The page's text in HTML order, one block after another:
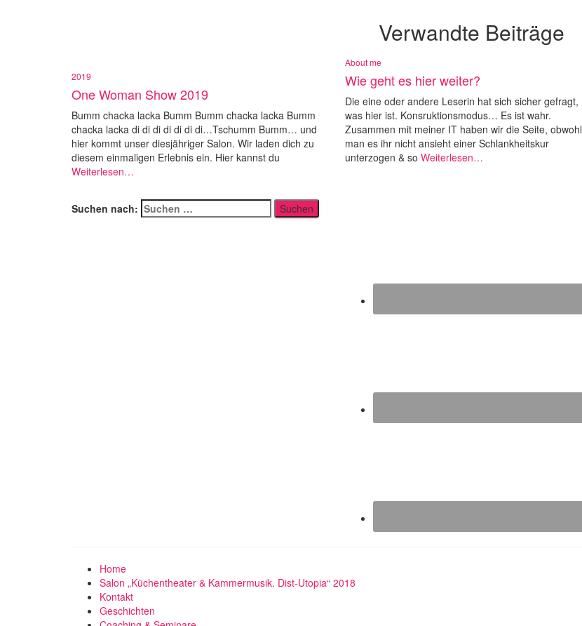
Verwandte Beiträge
2019
One Woman Show 2019
Bumm chacka lacka Bumm Bumm chacka lacka Bumm
chacka lacka di di di di di di di…Tschumm Bumm… und
hier kommt unser diesjähriger Salon. Wir laden dich zu
diesem einmaligen Erlebnis ein. Hier kannst du
Weiterlesen…
About me
Wie geht es hier weiter?
Die eine oder andere Leserin hat sich sicher gefragt,
was hier ist. Konsruktionsmodus… Es ist wahr.
Zusammen mit meiner IT haben wir die Seite, obwohl
man es ihr nicht ansieht einer Schlankheitskur
unterzogen & so Weiterlesen…
Suchen nach:
Home
Salon „Küchentheater & Kammermusik. Dist-Utopia“ 2018
Kontakt
Geschichten